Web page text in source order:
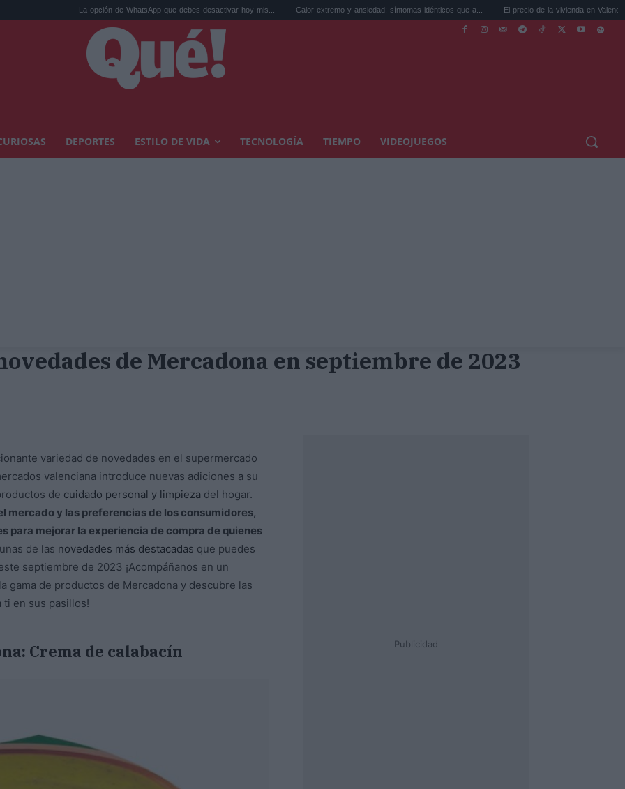
La opción de WhatsApp que debes desactivar hoy mis... Calor extremo y ansiedad: síntomas idénticos que a... El precio de la vivienda en Valencia sube a
DEPORTES ESTILO DE VIDA TECNOLOGÍA TIEMPO VIDEOJUEGOS
de Mercadona en septiembre de 2023
variedad de novedades en el supermercado
valenciana introduce nuevas adiciones a su
de cuidado personal y limpieza del hogar.
mercado y las preferencias de los consumidores,
para mejorar la experiencia de compra de quienes
de las novedades más destacadas que puedes
septiembre de 2023 ¡Acompáñanos en un
gama de productos de Mercadona y descubre las
ti en sus pasillos!
Crema de calabacín Publicidad